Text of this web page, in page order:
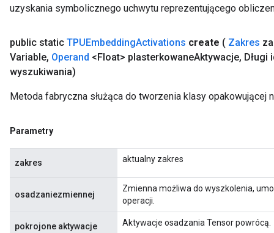
uzyskania symbolicznego uchwytu reprezentującego
public static TPUEmbeddingActivations create ( Zakres
Variable, Operand <Float> plasterkowaneAktywacje, Długi
wyszukiwania)
Metoda fabryczna służąca do tworzenia klasy opakowującej
Parametry
zakres aktualny zakres
osadzaniezmiennej
Zmienna możliwa do wyszkolenia,
operacji.
pokrojone aktywacje Aktywacje osadzania Tensor powrócą.